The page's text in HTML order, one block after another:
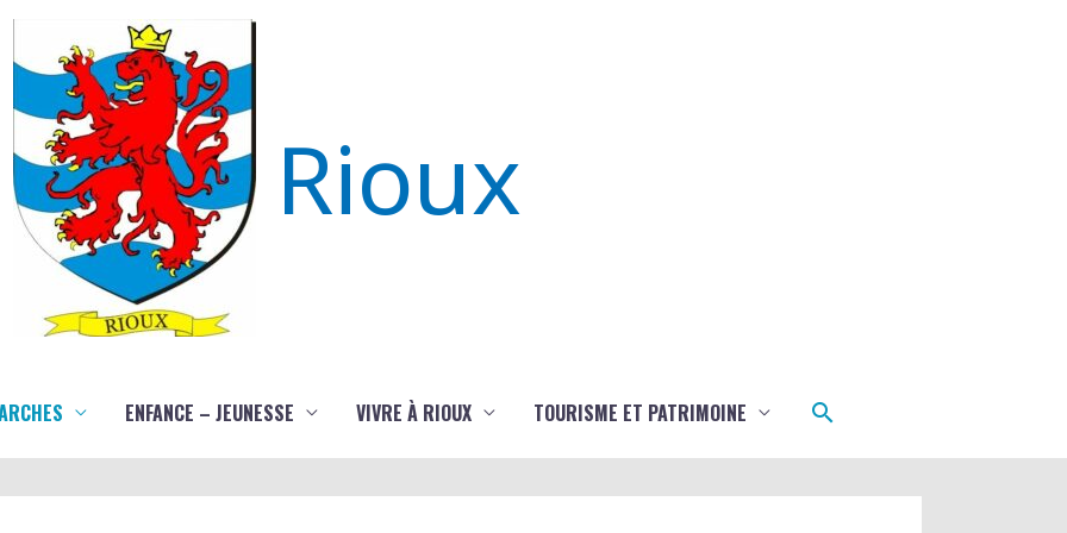
Rioux
ENFANCE – JEUNESSE VIVRE À RIOUX TOURISME ET PATRIMOINE Rechercher